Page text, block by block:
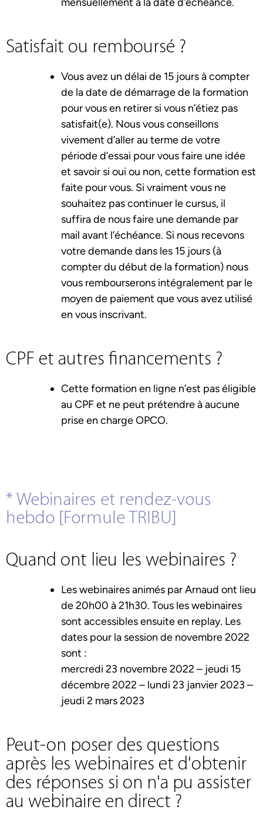
mensuellement à la date d’échéance.
Satisfait ou remboursé ?
Vous avez un délai de 15 jours à compter
de la date de démarrage de la formation
pour vous en retirer si vous n’étiez pas
satisfait(e). Nous vous conseillons
vivement d’aller au terme de votre
période d’essai pour vous faire une idée
et savoir si oui ou non, cette formation est
faite pour vous. Si vraiment vous ne
souhaitez pas continuer le cursus, il
suffira de nous faire une demande par
mail avant l’échéance. Si nous recevons
votre demande dans les 15 jours (à
compter du début de la formation) nous
vous rembourserons intégralement par le
moyen de paiement que vous avez utilisé
en vous inscrivant.
CPF et autres financements ?
Cette formation en ligne n’est pas éligible
au CPF et ne peut prétendre à aucune
prise en charge OPCO.
* Webinaires et rendez-vous
hebdo [Formule TRIBU]
Quand ont lieu les webinaires ?
Les webinaires animés par Arnaud ont lieu
de 20h00 à 21h30. Tous les webinaires
sont accessibles ensuite en replay. Les
dates pour la session de novembre 2022
sont :
mercredi 23 novembre 2022 – jeudi 15
décembre 2022 – lundi 23 janvier 2023 –
jeudi 2 mars 2023
Peut-on poser des questions
après les webinaires et d'obtenir
des réponses si on n'a pu assister
au webinaire en direct ?